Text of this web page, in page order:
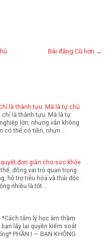
Bài đăng Cũ hơn →
là thành tựu. Mà là tự chủ
là thành tựu. Mà là tự
lớn, nhưng vẫn không
có thể có tiền, nhưn...
đơn giản cho sức khỏe
đóng vai trò quan trọng
hỗ trợ tiêu hóa và thải độc.
nhiều là tốt...
*Cách tâm lý học âm thầm
lấy lại quyền kiểm soát
PHẦN I — BẠN KHÔNG